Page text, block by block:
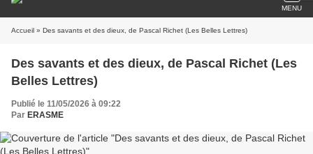
MENU
Accueil » Des savants et des dieux, de Pascal Richet (Les Belles Lettres)
Des savants et des dieux, de Pascal Richet (Les
Belles Lettres)
Publié le 11/05/2026 à 09:22
Par ERASME